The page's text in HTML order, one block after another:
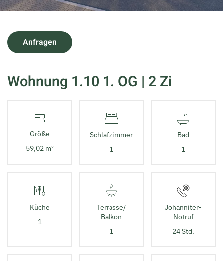
Anfragen
Wohnung 1.10 1. OG | 2 Zi
Größe
59,02 m²
Schlaf­zimmer
1
Bad
1
Küche
1
Terrasse/
Balkon
1
Johanniter-
Notruf
24 Std.